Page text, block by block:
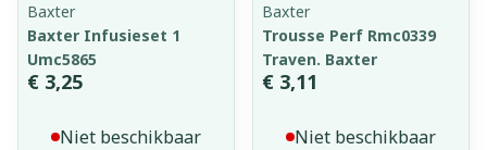
Baxter
Baxter Infusieset 1
Umc5865
€ 3,25
Niet beschikbaar
Baxter
Trousse Perf Rmc0339
Traven. Baxter
€ 3,11
Niet beschikbaar